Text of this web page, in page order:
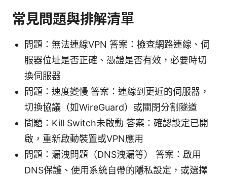
常見問題與排解清單
問題：無法連線VPN 答案：檢查網路連線、伺
服器位址是否正確、憑證是否有效，必要時切
換伺服器
問題：速度變慢 答案：連線到更近的伺服器，
切換協議（如WireGuard）或關閉分割隧道
問題：Kill Switch未啟動 答案：確認設定已開
啟，重新啟動裝置或VPN應用
問題：漏洩問題（DNS洩漏等） 答案：啟用
DNS保護、使用系統自帶的隱私設定，或選擇